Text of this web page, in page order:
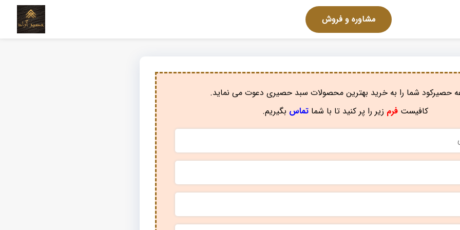
مشاوره و فروش
حصیرکود شما را به خرید بهترین محصولات سبد حصیری دعوت می نماید.
کافیستفرم زیر را پر کنید تا با شماتماس بگیریم.